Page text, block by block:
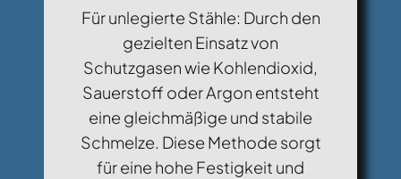
Für unlegierte Stähle: Durch den
gezielten Einsatz von
Schutzgasen wie Kohlendioxid,
Sauerstoff oder Argon entsteht
eine gleichmäßige und stabile
Schmelze. Diese Methode sorgt
für eine hohe Festigkeit und